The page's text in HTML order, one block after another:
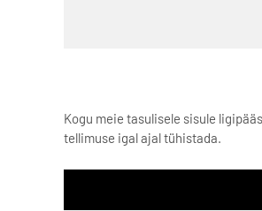
Kogu meie tasulisele sisule
tellimuse igal ajal tühistada.